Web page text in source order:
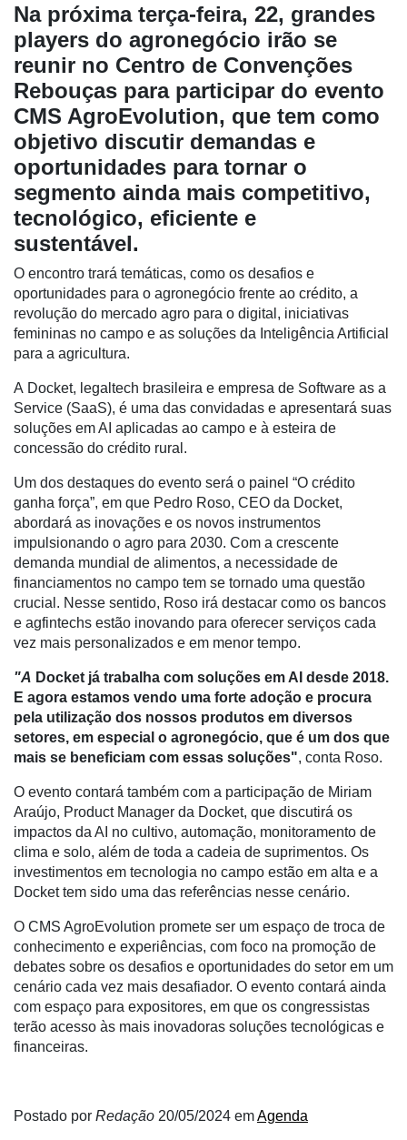
Cadastre-
se
Minha
conta
Notícias
Destaque
Mercado
Troca
de
Cadeira
Artigos
Agenda
de
Precisão
Automação
e
Robótica
Conectividade
Dados
Análise
E-
Commerce
da
Agricultura
Vertical
Software
Empresarial
Tecnologia
para
Recursos
Hídricos
Membros
Liberali
Néctar
Na próxima terça-feira, 22, grandes
players do agronegócio irão se
reunir no Centro de Convenções
Rebouças para participar do evento
CMS AgroEvolution, que tem como
objetivo discutir demandas e
oportunidades para tornar o
segmento ainda mais competitivo,
tecnológico, eficiente e
sustentável.
O encontro trará temáticas, como os desafios e
oportunidades para o agronegócio frente ao crédito, a
revolução do mercado agro para o digital, iniciativas
femininas no campo e as soluções da Inteligência Artificial
para a agricultura.
A Docket, legaltech brasileira e empresa de Software as a
Service (SaaS), é uma das convidadas e apresentará suas
soluções em AI aplicadas ao campo e à esteira de
concessão do crédito rural.
Um dos destaques do evento será o painel “O crédito
ganha força”, em que Pedro Roso, CEO da Docket,
abordará as inovações e os novos instrumentos
impulsionando o agro para 2030. Com a crescente
demanda mundial de alimentos, a necessidade de
financiamentos no campo tem se tornado uma questão
crucial. Nesse sentido, Roso irá destacar como os bancos
e agfintechs estão inovando para oferecer serviços cada
vez mais personalizados e em menor tempo.
"A Docket já trabalha com soluções em AI desde 2018.
E agora estamos vendo uma forte adoção e procura
pela utilização dos nossos produtos em diversos
setores, em especial o agronegócio, que é um dos que
mais se beneficiam com essas soluções", conta Roso.
O evento contará também com a participação de Miriam
Araújo, Product Manager da Docket, que discutirá os
impactos da AI no cultivo, automação, monitoramento de
clima e solo, além de toda a cadeia de suprimentos. Os
investimentos em tecnologia no campo estão em alta e a
Docket tem sido uma das referências nesse cenário.
O CMS AgroEvolution promete ser um espaço de troca de
conhecimento e experiências, com foco na promoção de
debates sobre os desafios e oportunidades do setor em um
cenário cada vez mais desafiador. O evento contará ainda
com espaço para expositores, em que os congressistas
terão acesso às mais inovadoras soluções tecnológicas e
financeiras.
Postado por Redação 20/05/2024 emAgenda